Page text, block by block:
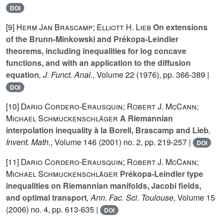
DOI
[9] Herm Jan Brascamp; Elliott H. Lieb On extensions
of the Brunn-Minkowski and Prékopa-Leindler
theorems, including inequalities for log concave
functions, and with an application to the diffusion
equation, J. Funct. Anal., Volume 22 (1976), pp. 366-389 |
DOI
[10] Dario Cordero-Erausquin; Robert J. McCann;
Michael Schmuckenschläger A Riemannian
interpolation inequality à la Borell, Brascamp and Lieb,
Invent. Math., Volume 146 (2001) no. 2, pp. 219-257 | DOI
[11] Dario Cordero-Erausquin; Robert J. McCann;
Michael Schmuckenschläger Prékopa-Leindler type
inequalities on Riemannian manifolds, Jacobi fields,
and optimal transport, Ann. Fac. Sci. Toulouse, Volume 15
(2006) no. 4, pp. 613-635 |
DOI